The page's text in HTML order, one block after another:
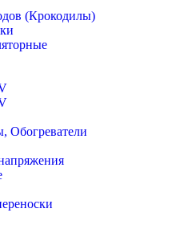
(Крокодилы)
Обогреватели